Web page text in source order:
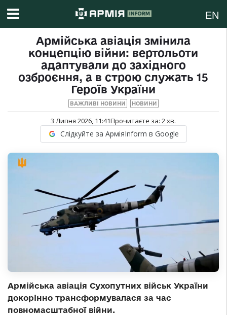
EN
Армійська авіація змінила
концепцію війни: вертольоти
адаптували до західного
озброєння, а в строю служать 15
Героїв України
ВАЖЛИВІ НОВИНИ НОВИНИ
3 Липня 2026, 11:41Прочитаєте за: 2хв.
Слідкуйте за АрміяInform в Google
Армійська авіація Сухопутних військ України
докорінно трансформувалася за час
повномасштабної війни.